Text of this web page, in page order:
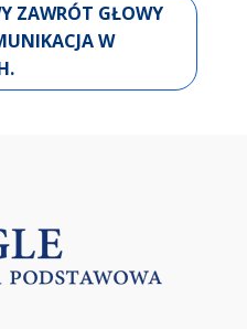
ZAWRÓT GŁOWY
W